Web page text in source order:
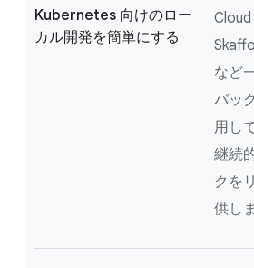
Kubernetes 向けのロー
カル開発を簡単にする
など
バッ
用し
継続
クを
供し